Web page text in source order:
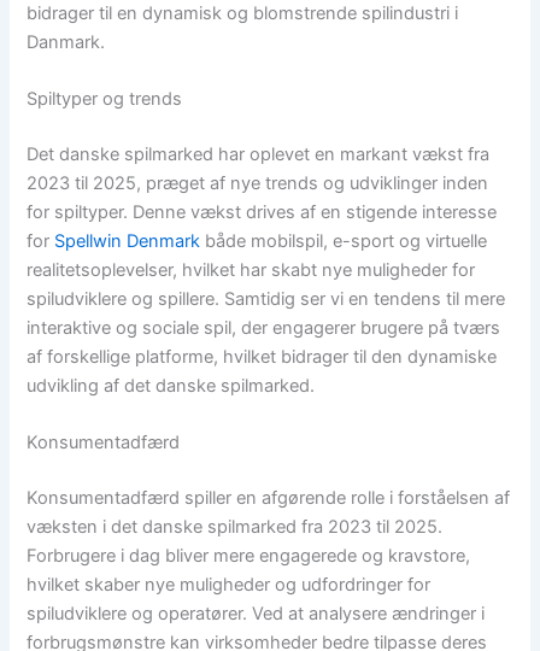
bidrager til en dynamisk og blomstrende spilindustri i
Danmark.
Spiltyper og trends
Det danske spilmarked har oplevet en markant vækst fra
2023 til 2025, præget af nye trends og udviklinger inden
for spiltyper. Denne vækst drives af en stigende interesse
for Spellwin Denmark både mobilspil, e-sport og virtuelle
realitetsoplevelser, hvilket har skabt nye muligheder for
spiludviklere og spillere. Samtidig ser vi en tendens til mere
interaktive og sociale spil, der engagerer brugere på tværs
af forskellige platforme, hvilket bidrager til den dynamiske
udvikling af det danske spilmarked.
Konsumentadfærd
Konsumentadfærd spiller en afgørende rolle i forståelsen af
væksten i det danske spilmarked fra 2023 til 2025.
Forbrugere i dag bliver mere engagerede og kravstore,
hvilket skaber nye muligheder og udfordringer for
spiludviklere og operatører. Ved at analysere ændringer i
forbrugsmønstre kan virksomheder bedre tilpasse deres